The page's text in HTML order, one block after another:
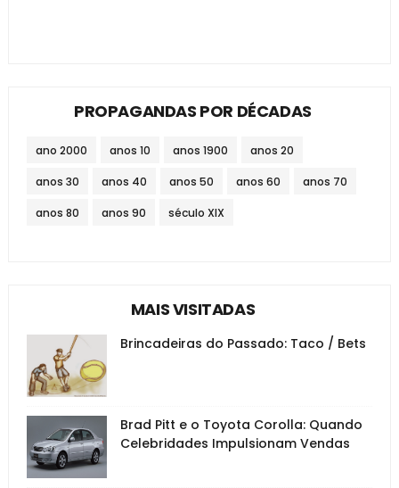
PROPAGANDAS POR DÉCADAS
ano 2000 anos 10 anos 1900 anos 20
anos 30 anos 40 anos 50 anos 60 anos 70
anos 80 anos 90 século XIX
MAIS VISITADAS
Brincadeiras do Passado: Taco / Bets
Brad Pitt e o Toyota Corolla: Quando
Celebridades Impulsionam Vendas